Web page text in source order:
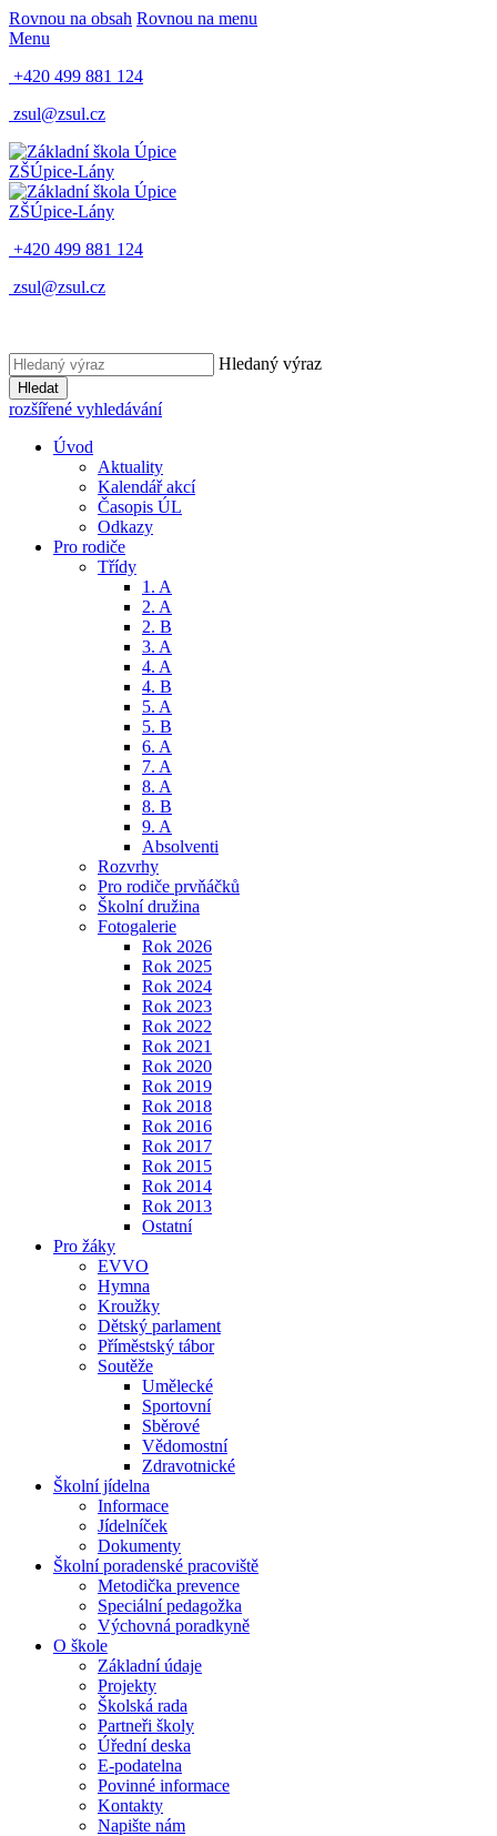
Rovnou na obsah Rovnou na menu
Menu
+420 499 881 124
zsul@zsul.cz
ZŠÚpice-Lány
ZŠÚpice-Lány
+420 499 881 124
zsul@zsul.cz
Hledaný výraz
Hledat
rozšířené vyhledávání
Úvod
Aktuality
Kalendář akcí
Časopis ÚL
Odkazy
Pro rodiče
Třídy
1. A
2. A
2. B
3. A
4. A
4. B
5. A
5. B
6. A
7. A
8. A
8. B
9. A
Absolventi
Rozvrhy
Pro rodiče prvňáčků
Školní družina
Fotogalerie
Rok 2026
Rok 2025
Rok 2024
Rok 2023
Rok 2022
Rok 2021
Rok 2020
Rok 2019
Rok 2018
Rok 2016
Rok 2017
Rok 2015
Rok 2014
Rok 2013
Ostatní
Pro žáky
EVVO
Hymna
Kroužky
Dětský parlament
Příměstský tábor
Soutěže
Umělecké
Sportovní
Sběrové
Vědomostní
Zdravotnické
Školní jídelna
Informace
Jídelníček
Dokumenty
Školní poradenské pracoviště
Metodička prevence
Speciální pedagožka
Výchovná poradkyně
O škole
Základní údaje
Projekty
Školská rada
Partneři školy
Úřední deska
E-podatelna
Povinné informace
Kontakty
Napište nám